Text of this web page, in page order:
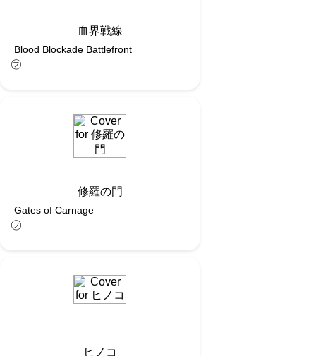
血界戦線
Blood Blockade Battlefront
㋫
修羅の門
Gates of Carnage
㋫
ヒノコ